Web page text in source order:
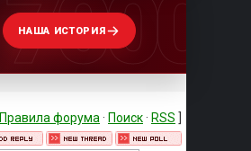
7000
НАША ИСТОРИЯ
Правила форума · Поиск · RSS